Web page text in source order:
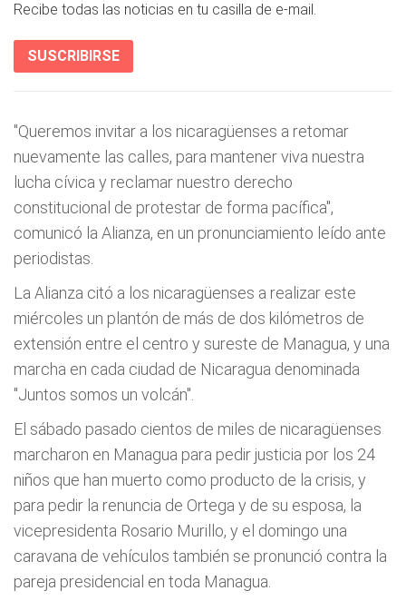
Recibe todas las noticias en tu casilla de e-mail.
SUSCRIBIRSE
"Queremos invitar a los nicaragüenses a retomar
nuevamente las calles, para mantener viva nuestra
lucha cívica y reclamar nuestro derecho
constitucional de protestar de forma pacífica",
comunicó la Alianza, en un pronunciamiento leído ante
periodistas.
La Alianza citó a los nicaragüenses a realizar este
miércoles un plantón de más de dos kilómetros de
extensión entre el centro y sureste de Managua, y una
marcha en cada ciudad de Nicaragua denominada
"Juntos somos un volcán".
El sábado pasado cientos de miles de nicaragüenses
marcharon en Managua para pedir justicia por los 24
niños que han muerto como producto de la crisis, y
para pedir la renuncia de Ortega y de su esposa, la
vicepresidenta Rosario Murillo, y el domingo una
caravana de vehículos también se pronunció contra la
pareja presidencial en toda Managua.